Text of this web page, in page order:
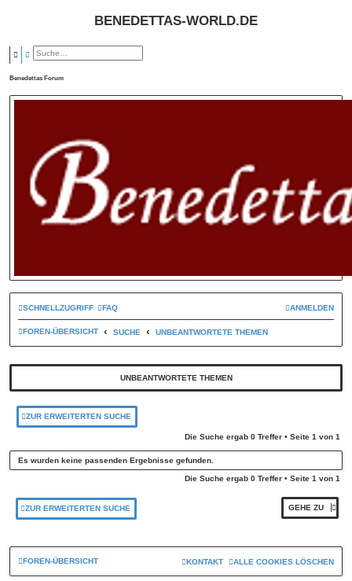
BENEDETTAS-WORLD.DE
SUCHEERWEITERTE SUCHE
Benedettas Forum
SCHNELLZUGRIFF FAQ ANMELDEN
FOREN-ÜBERSICHT SUCHE UNBEANTWORTETE THEMEN
UNBEANTWORTETE THEMEN
ZUR ERWEITERTEN SUCHE
Die Suche ergab 0 Treffer • Seite 1 von 1
Es wurden keine passenden Ergebnisse gefunden.
Die Suche ergab 0 Treffer • Seite 1 von 1
ZUR ERWEITERTEN SUCHE GEHE ZU
FOREN-ÜBERSICHT ALLE COOKIES LÖSCHEN
KONTAKT